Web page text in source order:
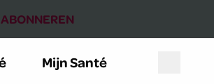
ABONNEREN
Mijn Santé